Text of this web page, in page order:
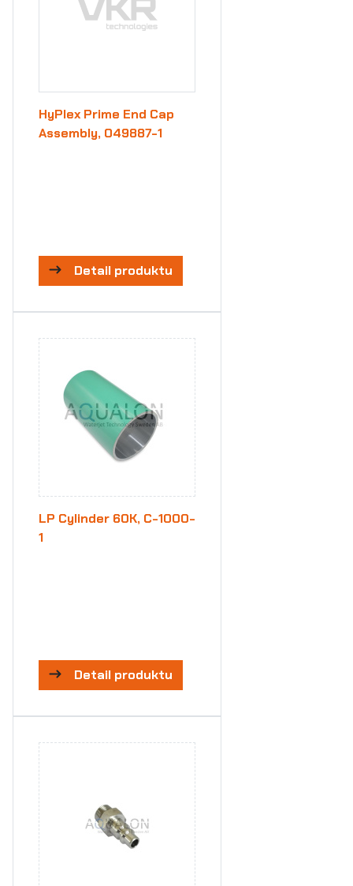
HyPlex Prime End Cap
Assembly, 049887-1
Detail produktu
LP Cylinder 60K, C-1000-
1
Detail produktu